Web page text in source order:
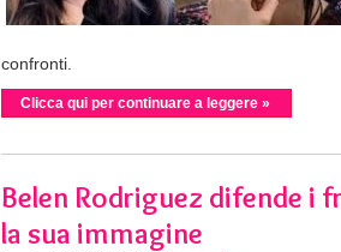
confronti.
Clicca qui per continuare a leggere »
Belen Rodriguez difende i
la sua immagine